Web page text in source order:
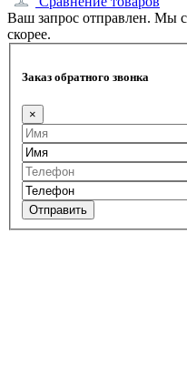
Ваш запрос отправлен. Мы
скорее.
Заказ обратного звонка
×
Отправить